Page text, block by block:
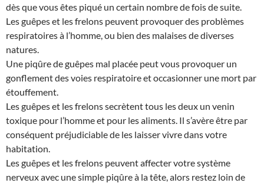
dès que vous êtes piqué un certain nombre de fois de suite.
Les guêpes et les frelons peuvent provoquer des problèmes
respiratoires à l’homme, ou bien des malaises de diverses
natures.
Une piqûre de guêpes mal placée peut vous provoquer un
gonflement des voies respiratoire et occasionner une mort par
étouffement.
Les guêpes et les frelons secrètent tous les deux un venin
toxique pour l’homme et pour les aliments. Il s’avère être par
conséquent préjudiciable de les laisser vivre dans votre
habitation.
Les guêpes et les frelons peuvent affecter votre système
nerveux avec une simple piqûre à la tête, alors restez loin de